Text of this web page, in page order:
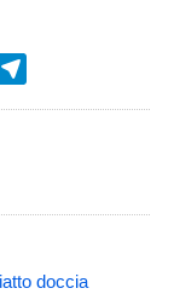
doccia